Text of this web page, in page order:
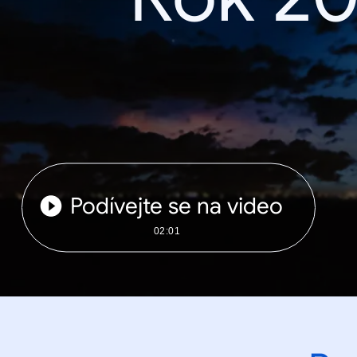
Podívejte se na video
02:01